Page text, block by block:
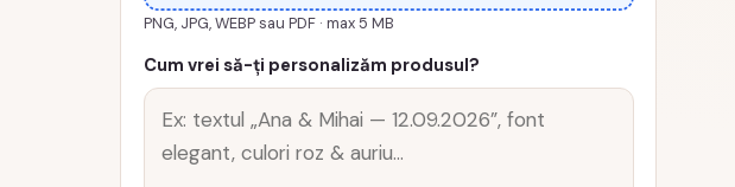
PNG, JPG, WEBP sau PDF · max 5 MB
Cum vrei să-ți personalizăm produsul?